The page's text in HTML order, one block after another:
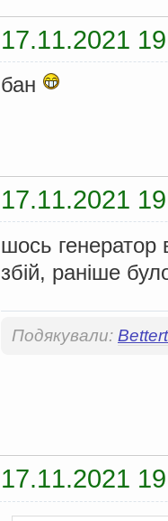
17.11.2021
бан
17.11.2021
шось генератор
збій, раніше
Подякували:
17.11.2021